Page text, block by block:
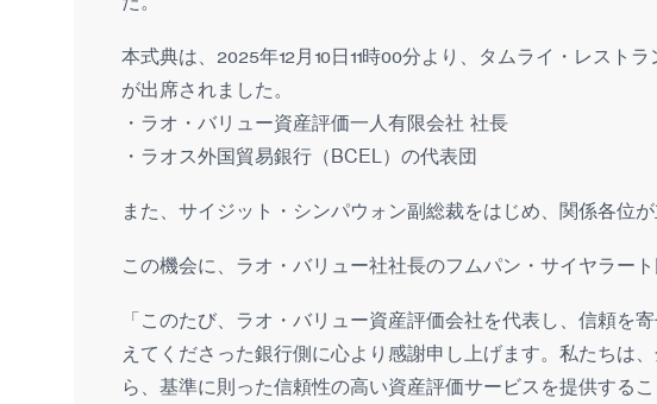
本式典は、2025年12月10日11時00分より、タムライ・レスト
が出席されました。
・ラオ・バリュー資産評価一人有限会社 社長
・ラオス外国貿易銀行（BCEL）の代表団
また、サイジット・シンパウォン副総裁をはじめ、関係各位
この機会に、ラオ・バリュー社社長のフムパン・サイヤラー
「このたび、ラオ・バリュー資産評価会社を代表し、信頼を
えてくださった銀行側に心より感謝申し上げます。私たちは
ら、基準に則った信頼性の高い資産評価サービスを提供する